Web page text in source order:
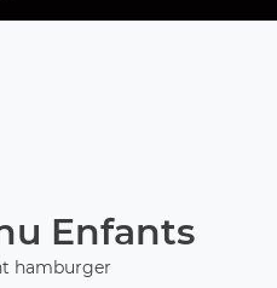
Enfants
hamburger